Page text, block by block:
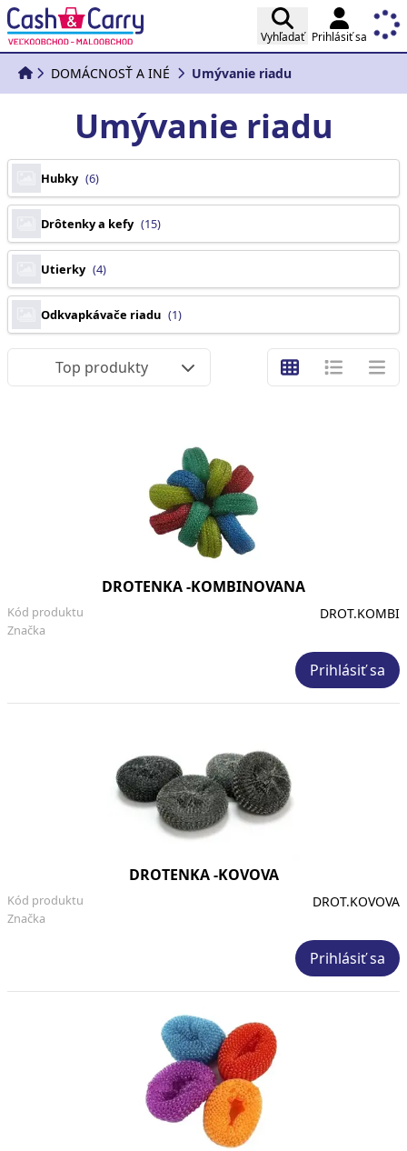
Vyhľadať Prihlásiť sa
DOMÁCNOSŤ A INÉ Umývanie riadu
Umývanie riadu
Hubky (6)
Drôtenky a kefy (15)
Utierky (4)
Odkvapkávače riadu (1)
Top produkty
DROTENKA -KOMBINOVANA
Značka
Kód produktu DROT.KOMBI
Prihlásiť sa
DROTENKA -KOVOVA
Značka
Kód produktu DROT.KOVOVA
Prihlásiť sa